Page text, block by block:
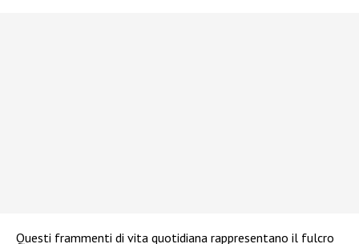
Questi frammenti di vita quotidiana rappresentano il fulcro